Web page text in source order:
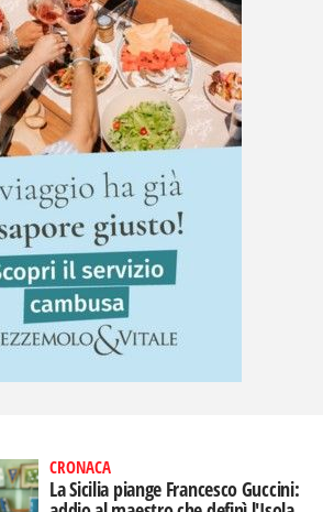
CRONACA
La Sicilia piange Francesco Guccini: